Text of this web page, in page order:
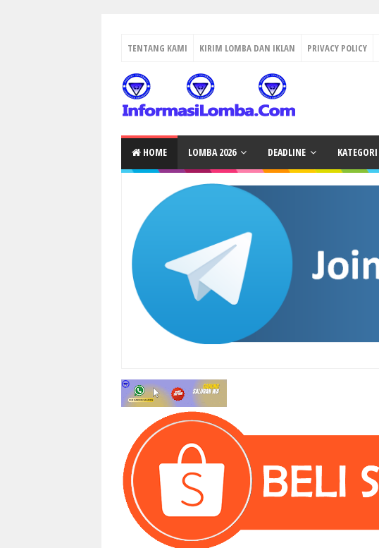
TENTANG KAMI KIRIM LOMBA DAN IKLAN PRIVACY POLICY
HOME LOMBA 2026 DEADLINE KATEGORI